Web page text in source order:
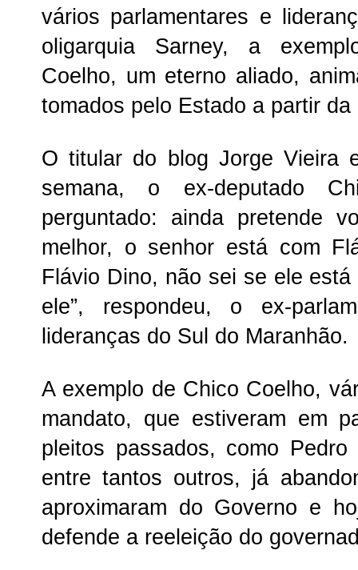
vários parlamentares e
oligarquia Sarney, a
Coelho, um eterno aliado,
tomados pelo Estado a partir
O titular do blog Jorge Vieira
semana, o ex-deputado
perguntado: ainda pretende
melhor, o senhor está com
Flávio Dino, não sei se ele
ele”, respondeu, o ex-
lideranças do Sul do Maranhão.
A exemplo de Chico Coelho,
mandato, que estiveram em
pleitos passados, como
entre tantos outros, já
aproximaram do Governo e
defende a reeleição do